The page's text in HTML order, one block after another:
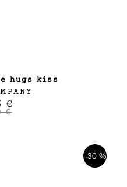
hugs kiss
€
€
-30 %